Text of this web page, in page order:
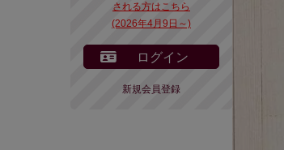
される方はこちら
(2026年4月9日～)
ログイン
新規会員登録